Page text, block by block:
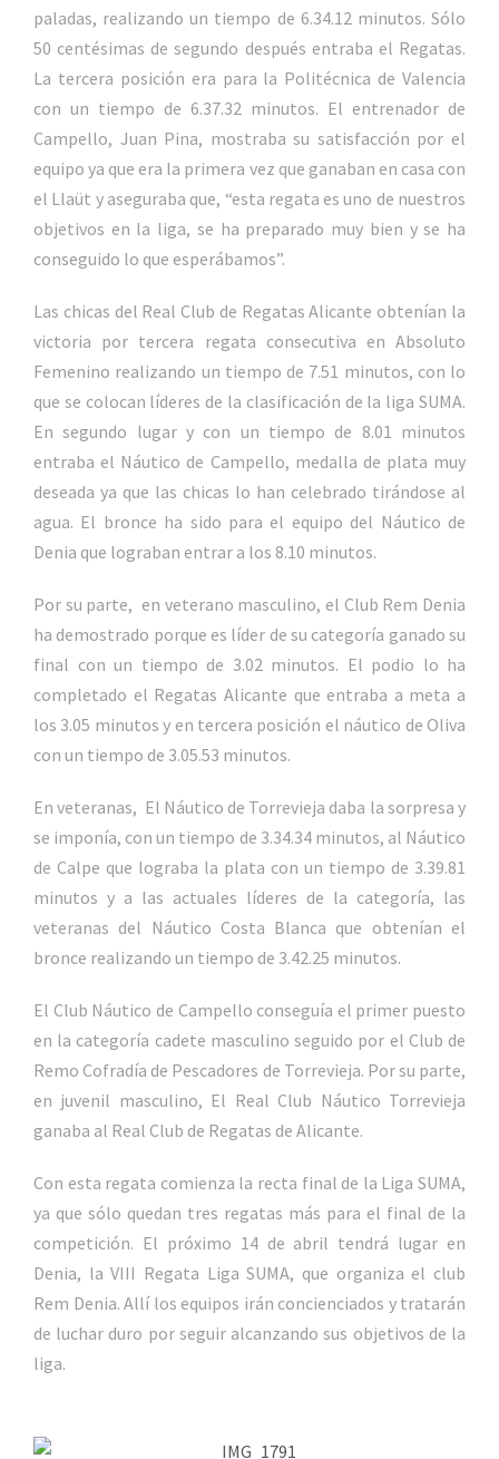
paladas, realizando un tiempo de 6.34.12 minutos. Sólo
50 centésimas de segundo después entraba el Regatas.
La tercera posición era para la Politécnica de Valencia
con un tiempo de 6.37.32 minutos. El entrenador de
Campello, Juan Pina, mostraba su satisfacción por el
equipo ya que era la primera vez que ganaban en casa con
el Llaüt y aseguraba que, “esta regata es uno de nuestros
objetivos en la liga, se ha preparado muy bien y se ha
conseguido lo que esperábamos”.
Las chicas del Real Club de Regatas Alicante obtenían la
victoria por tercera regata consecutiva en Absoluto
Femenino realizando un tiempo de 7.51 minutos, con lo
que se colocan líderes de la clasificación de la liga SUMA.
En segundo lugar y con un tiempo de 8.01 minutos
entraba el Náutico de Campello, medalla de plata muy
deseada ya que las chicas lo han celebrado tirándose al
agua. El bronce ha sido para el equipo del Náutico de
Denia que lograban entrar a los 8.10 minutos.
Por su parte, en veterano masculino, el Club Rem Denia
ha demostrado porque es líder de su categoría ganado su
final con un tiempo de 3.02 minutos. El podio lo ha
completado el Regatas Alicante que entraba a meta a
los 3.05 minutos y en tercera posición el náutico de Oliva
con un tiempo de 3.05.53 minutos.
En veteranas, El Náutico de Torrevieja daba la sorpresa y
se imponía, con un tiempo de 3.34.34 minutos, al Náutico
de Calpe que lograba la plata con un tiempo de 3.39.81
minutos y a las actuales líderes de la categoría, las
veteranas del Náutico Costa Blanca que obtenían el
bronce realizando un tiempo de 3.42.25 minutos.
El Club Náutico de Campello conseguía el primer puesto
en la categoría cadete masculino seguido por el Club de
Remo Cofradía de Pescadores de Torrevieja. Por su parte,
en juvenil masculino, El Real Club Náutico Torrevieja
ganaba al Real Club de Regatas de Alicante.
Con esta regata comienza la recta final de la Liga SUMA,
ya que sólo quedan tres regatas más para el final de la
competición. El próximo 14 de abril tendrá lugar en
Denia, la VIII Regata Liga SUMA, que organiza el club
Rem Denia. Allí los equipos irán concienciados y tratarán
de luchar duro por seguir alcanzando sus objetivos de la
liga.